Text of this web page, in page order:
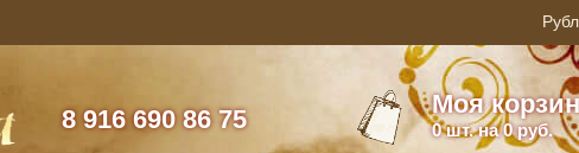
8 916 690 86 75
Моя
0шт. на 0 руб.